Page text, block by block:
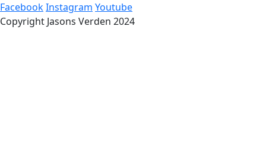
FacebookInstagram Youtube
Copyright Jasons Verden 2024